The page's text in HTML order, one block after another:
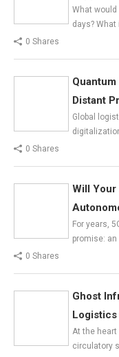
What
days? What
0 Shares
Distant
Global
0 Shares
Will Your
For years,
promise: an
0 Shares
Ghost
Logistics
At the
circulatory